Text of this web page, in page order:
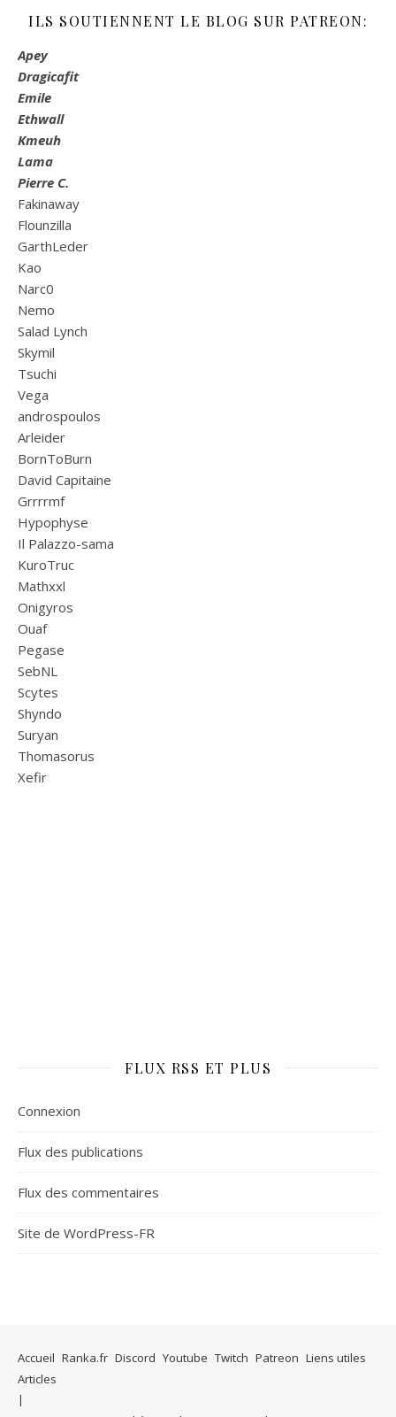
ILS SOUTIENNENT LE BLOG SUR PATREON:
Apey
Dragicafit
Emile
Ethwall
Kmeuh
Lama
Pierre C.
Fakinaway
Flounzilla
GarthLeder
Kao
Narc0
Nemo
Salad Lynch
Skymil
Tsuchi
Vega
androspoulos
Arleider
BornToBurn
David Capitaine
Grrrrmf
Hypophyse
Il Palazzo-sama
KuroTruc
Mathxxl
Onigyros
Ouaf
Pegase
SebNL
Scytes
Shyndo
Suryan
Thomasorus
Xefir
FLUX RSS ET PLUS
Connexion
Flux des publications
Flux des commentaires
Site de WordPress-FR
Accueil Ranka.fr Discord Youtube Twitch Patreon Liens utiles
Articles